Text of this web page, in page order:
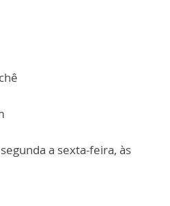
a sexta-feira, às